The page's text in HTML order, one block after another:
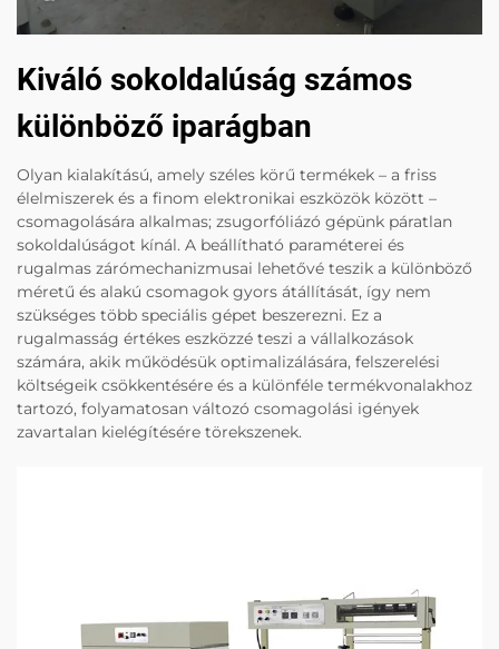
Kiváló sokoldalúság számos
különböző iparágban
Olyan kialakítású, amely széles körű termékek – a friss
élelmiszerek és a finom elektronikai eszközök között –
csomagolására alkalmas; zsugorfóliázó gépünk páratlan
sokoldalúságot kínál. A beállítható paraméterei és
rugalmas zárómechanizmusai lehetővé teszik a különböző
méretű és alakú csomagok gyors átállítását, így nem
szükséges több speciális gépet beszerezni. Ez a
rugalmasság értékes eszközzé teszi a vállalkozások
számára, akik működésük optimalizálására, felszerelési
költségeik csökkentésére és a különféle termékvonalakhoz
tartozó, folyamatosan változó csomagolási igények
zavartalan kielégítésére törekszenek.